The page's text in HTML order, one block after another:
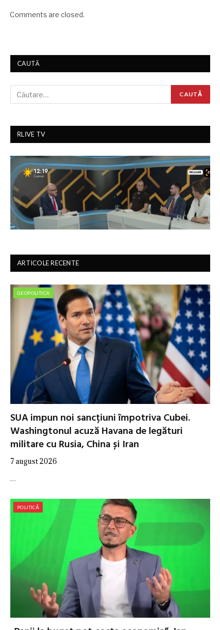
Comments are closed.
CAUTĂ
RLIVE TV
ARTICOLE RECENTE
GEOPOLITICA
SUA impun noi sancțiuni împotriva Cubei.
Washingtonul acuză Havana de legături
militare cu Rusia, China și Iran
7 august 2026
…
POLITICĂ